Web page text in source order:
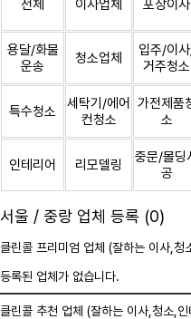
전체 이사업체 포장이사
용달/화물
운송
청소업체
입주/이
거주청소
특수청소
세탁기/에어
컨청소
가전제품
소
인테리어 리모델링
중문/몰딩
공
서울 / 중랑 업체 등록 (0)
클린콜 프리미엄 업체 (잘하는 이사, 청
등록된 업체가 없습니다.
클린콜 추천 업체 (잘하는 이사, 청소 ,